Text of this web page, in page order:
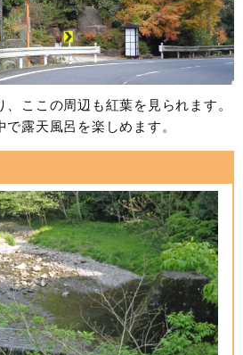
ここの周辺も紅葉を見られます。
露天風呂を楽しめます。